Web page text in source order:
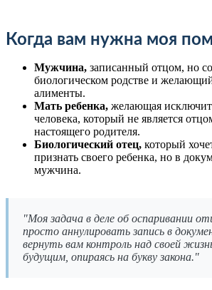
Когда вам нужна моя
Мужчина, записанный отцом, но
биологическом родстве и
алименты.
Мать ребенка, желающая
человека, который не является
настоящего родителя.
Биологический отец, который
признать своего ребенка, но в
мужчина.
"Моя задача в деле об оспаривании
просто аннулировать запись в
вернуть вам контроль над своей
будущим, опираясь на букву закона."